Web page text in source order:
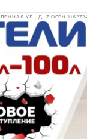
УЛ., Д. 7 ОГРН